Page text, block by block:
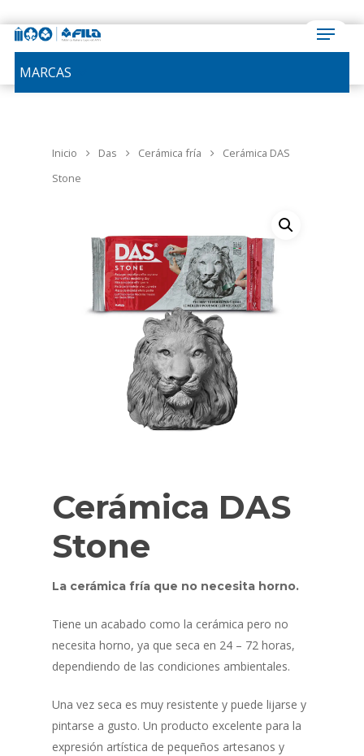
MARCAS
Inicio Das Cerámica fría
Cerámica DAS
Stone
Cerámica DAS
Stone
La cerámica fría que no necesita horno.
Tiene un acabado como la cerámica pero no
necesita horno, ya que seca en 24 – 72 horas,
dependiendo de las condiciones ambientales.
Una vez seca es muy resistente y puede lijarse y
pintarse a gusto. Un producto excelente para la
expresión artística de pequeños artesanos y